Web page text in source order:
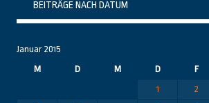
BEITRÄGE NACH DATUM
Januar 2015
M
D M D F
1
2